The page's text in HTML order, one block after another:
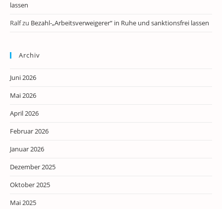
lassen
Ralfzu Bezahl-„Arbeitsverweigerer“ in Ruhe und sanktionsfrei lassen
Archiv
Juni 2026
Mai 2026
April 2026
Februar 2026
Januar 2026
Dezember 2025
Oktober 2025
Mai 2025